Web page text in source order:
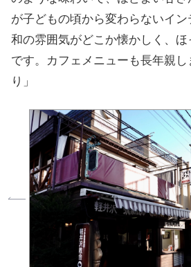
が子どもの頃から変わらないイ
和の雰囲気がどこか懐かしく、
です。カフェメニューも長年親
り」